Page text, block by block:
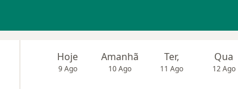
Hoje
9 Ago
Amanhã
10 Ago
Ter,
11 Ago
Qua
12 Ago